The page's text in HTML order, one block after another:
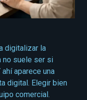
digitalizar la
no suele ser si
aparece una
digital. Elegir bien
comercial.